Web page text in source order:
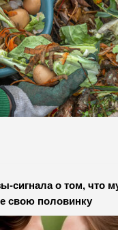
сигнала о том, что
свою половинку